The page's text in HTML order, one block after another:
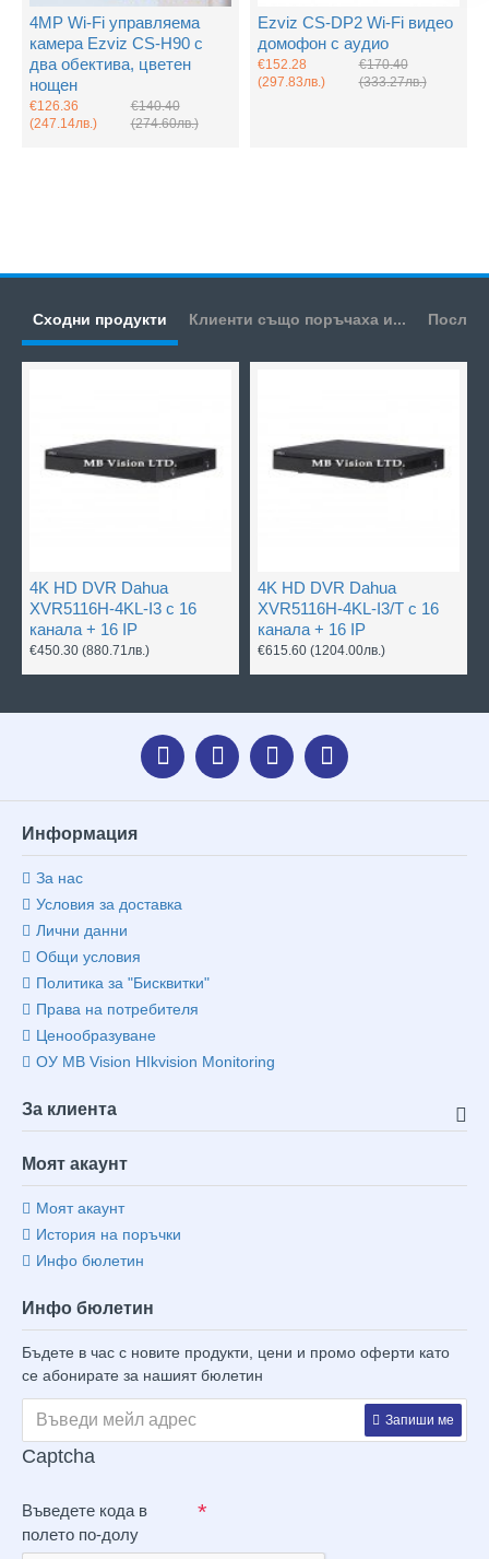
4MP Wi-Fi управляема
камера Ezviz CS-H90 с
два обектива, цветен
нощен
€126.36
(247.14лв.)
€140.40
(274.60лв.)
Ezviz CS-DP2 Wi-Fi видео
домофон с аудио
€152.28
(297.83лв.)
€170.40
(333.27лв.)
Сходни продукти Клиенти също поръчаха и...
4K HD DVR Dahua
XVR5116H-4KL-I3 с 16
канала + 16 IP
€450.30 (880.71лв.)
4K HD DVR Dahua
XVR5116H-4KL-I3/T с 16
канала + 16 IP
€615.60 (1204.00лв.)
Информация
За нас
Условия за доставка
Лични данни
Общи условия
Политика за "Бисквитки"
Права на потребителя
Ценообразуване
ОУ MB Vision HIkvision Monitoring
За клиента
Моят акаунт
Моят акаунт
История на поръчки
Инфо бюлетин
Инфо бюлетин
Бъдете в час с новите продукти, цени и промо оферти като
се абонирате за нашият бюлетин
Запиши ме
Captcha
Въведете кода в
полето по-долу